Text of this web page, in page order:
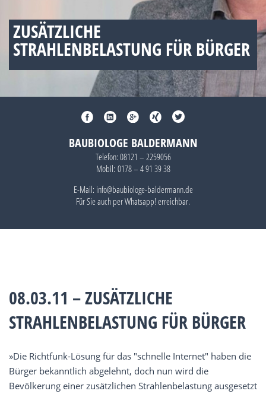
ZUSÄTZLICHE
STRAHLENBELASTUNG FÜR BÜRGER
BAUBIOLOGE BALDERMANN
Telefon: 08121 – 2259056
Mobil: 0178 – 4 91 39 38
E-Mail: info@baubiologe-baldermann.de
Für Sie auch perWhatsapp!erreichbar.
08.03.11 – ZUSÄTZLICHE
STRAHLENBELASTUNG FÜR BÜRGER
»Die Richtfunk-Lösung für das "schnelle Internet" haben die
Bürger bekanntlich abgelehnt, doch nun wird die
Bevölkerung einer zusätzlichen Strahlenbelastung ausgesetzt